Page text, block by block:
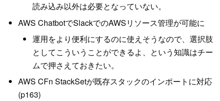
読み込み以外は必要となっていない。
AWS ChatbotでSlackでのAWSリソース管理が可能に
運用をより便利にするのに使えそうなので、選択肢
としてこういうことができるよ、という知識はチー
ムで押さえておきたい。
AWS CFn StackSetが既存スタックのインポートに対応
(p163)